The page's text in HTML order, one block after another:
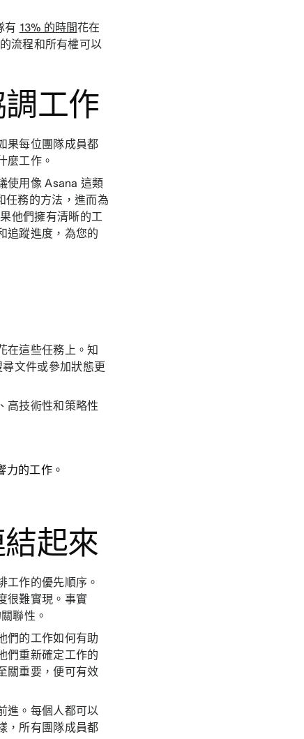
有 13% 的時間花在
流程和所有權可以
工作
果每位團隊成員都
麼工作。
使用像 Asana 這類
任務的方法，進而為
他們擁有清晰的工
追蹤進度，為您的
在這些任務上。知
文件或參加狀態更
高技術性和策略性
力的工作。
起來
工作的優先順序。
很難實現。事實
聯性。
們的工作如何有助
們重新確定工作的
關重要，便可有效
進。每個人都可以
，所有團隊成員都